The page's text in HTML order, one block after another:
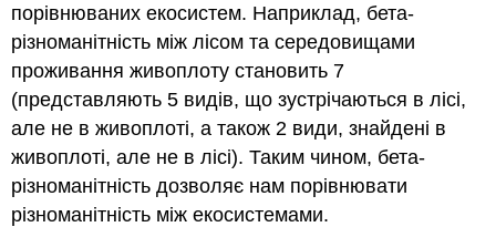
порівнюваних екосистем. Наприклад, бета-
різноманітність між лісом та середовищами
проживання живоплоту становить 7
(представляють 5 видів, що зустрічаються в лісі,
але не в живоплоті, а також 2 види, знайдені в
живоплоті, але не в лісі). Таким чином, бета-
різноманітність дозволяє нам порівнювати
різноманітність між екосистемами.